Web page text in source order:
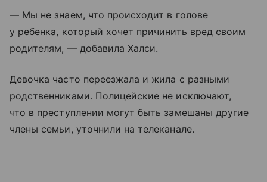
— Мы не знаем, что происходит в голове
у ребенка, который хочет причинить вред своим
родителям, — добавила Халси.
Девочка часто переезжала и жила с разными
родственниками. Полицейские не исключают,
что в преступлении могут быть замешаны другие
члены семьи, уточнили на телеканале.